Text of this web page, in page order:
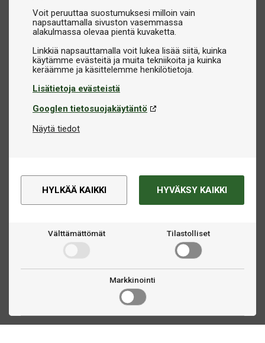
Voit peruuttaa suostumuksesi milloin vain
napsauttamalla sivuston vasemmassa
alakulmassa olevaa pientä kuvaketta.
Linkkiä napsauttamalla voit lukea lisää siitä, kuinka
käytämme evästeitä ja muita tekniikoita ja kuinka
Lisätietoja evästeistä
Googlen tietosuojakäytäntö
Näytä tiedot
HYLKÄÄ KAIKKI HYVÄKSY KAIKKI
Välttämättömät Tilastolliset
Markkinointi